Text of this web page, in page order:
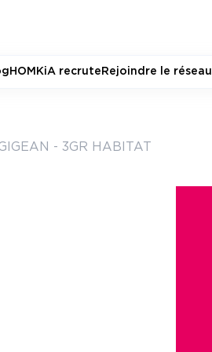
HOMKiA recrute Rejoindre le réseau
- 3GR HABITAT